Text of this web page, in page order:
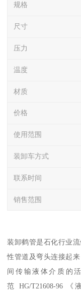
规格
尺寸
压力
温度
材质
价格
使用范围
装卸车方式
联系时间
销售范围
装卸鹤管是石化行业
性管道及弯头连接起
间传输液体介质的
范 HG/T21608-96